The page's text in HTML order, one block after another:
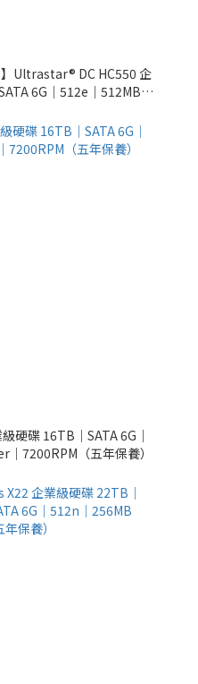
Ultrastar® DC HC550 企
6G｜512e｜512MB
硬碟 16TB｜SATA 6G｜
7200RPM（五年保養）